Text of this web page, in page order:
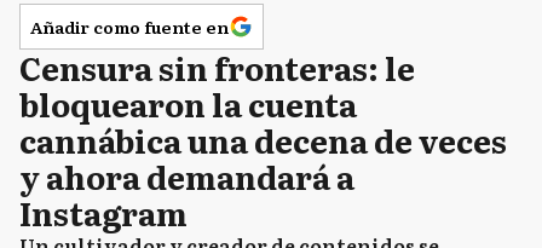
Añadir como fuente en
Censura sin fronteras: le
bloquearon la cuenta
cannábica una decena de veces
y ahora demandará a
Instagram